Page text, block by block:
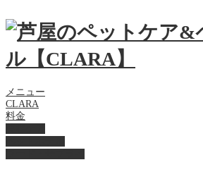
メニュー
CLARA
料金